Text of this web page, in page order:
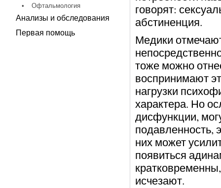
•
Офтальмология
Анализы и обследования
Первая помощь
говорят:
абстиненция.
Медики
тоже можно
воспринимают
нагрузки
характера. Но
дисфункции,
подавленность,
них может
появиться
исчезают.